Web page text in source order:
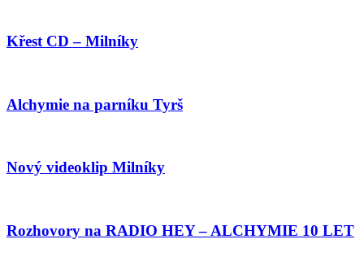
Křest CD – Milníky
Alchymie na parníku Tyrš
Nový videoklip Milníky
Rozhovory na RADIO HEY – ALCHYMIE 10 LET